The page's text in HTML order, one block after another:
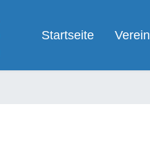
Startseite Verein